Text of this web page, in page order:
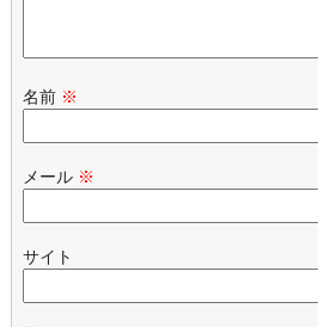
名前 ※
メール ※
サイト